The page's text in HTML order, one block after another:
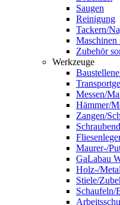
Saugen
Reinigung
Tackern/
Maschinen
Zubehör
Werkzeuge
Messen/
Hämmer/
Zangen/
Maurer-/
GaLabau
Holz-/
Stiele/
Schaufeln/